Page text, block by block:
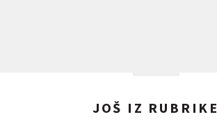
JOŠ IZ RUBRIKE